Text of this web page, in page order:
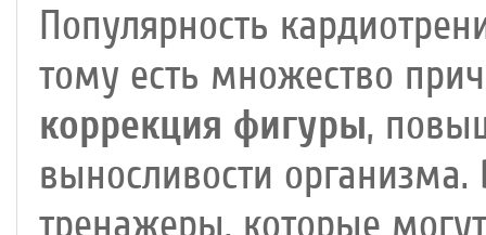
Популярность
тому есть множество
коррекция фигуры,
выносливости